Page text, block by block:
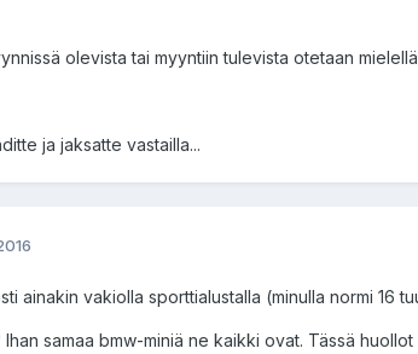
olevista tai myyntiin tulevista otetaan
ja jaksatte vastailla...
ainakin vakiolla sporttialustalla (minulla normi 16
Ihan samaa bmw-miniä ne kaikki ovat. Tässä